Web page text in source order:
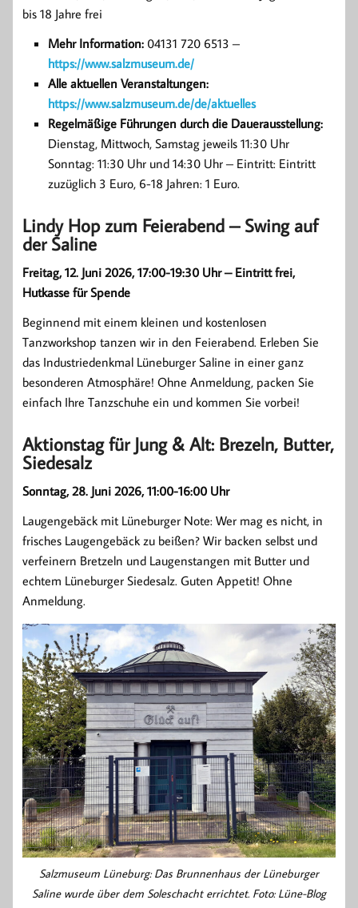
bis 18 Jahre frei
Mehr Information: 04131 720 6513 –
https://www.salzmuseum.de/
Alle aktuellen Veranstaltungen:
https://www.salzmuseum.de/de/aktuelles
Regelmäßige Führungen durch die Dauerausstellung:
Dienstag, Mittwoch, Samstag jeweils 11:30 Uhr
Sonntag: 11:30 Uhr und 14:30 Uhr – Eintritt: Eintritt
zuzüglich 3 Euro, 6-18 Jahren: 1 Euro.
Lindy Hop zum Feierabend – Swing auf
der Saline
Freitag, 12. Juni 2026, 17:00-19:30 Uhr – Eintritt frei,
Hutkasse für Spende
Beginnend mit einem kleinen und kostenlosen
Tanzworkshop tanzen wir in den Feierabend. Erleben Sie
das Industriedenkmal Lüneburger Saline in einer ganz
besonderen Atmosphäre! Ohne Anmeldung, packen Sie
einfach Ihre Tanzschuhe ein und kommen Sie vorbei!
Aktionstag für Jung & Alt: Brezeln, Butter,
Siedesalz
Sonntag, 28. Juni 2026, 11:00-16:00 Uhr
Laugengebäck mit Lüneburger Note: Wer mag es nicht, in
frisches Laugengebäck zu beißen? Wir backen selbst und
verfeinern Bretzeln und Laugenstangen mit Butter und
echtem Lüneburger Siedesalz. Guten Appetit! Ohne
Anmeldung.
Salzmuseum Lüneburg: Das Brunnenhaus der Lüneburger
Saline wurde über dem Soleschacht errichtet. Foto: Lüne-Blog